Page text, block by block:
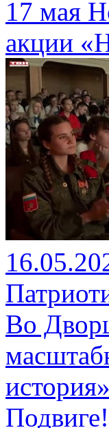
17 мая
акции
Во